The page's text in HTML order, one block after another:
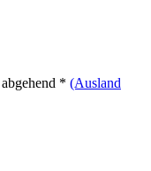
* (Ausland